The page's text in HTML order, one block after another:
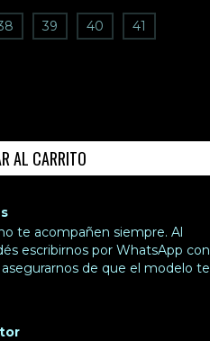
39 40 41
te acompañen siempre. Al
escribirnos por WhatsApp con
de que el modelo te